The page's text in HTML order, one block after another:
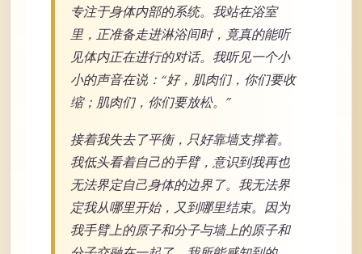
专注于身体内部的系统。我站在浴室
里，正准备走进淋浴间时，竟真的能听
见体内正在进行的对话。我听见一个小
小的声音在说：“好，肌肉们，你们要收
缩；肌肉们，你们要放松。”
接着我失去了平衡，只好靠墙支撑着。
我低头看着自己的手臂，意识到我再也
无法界定自己身体的边界了。我无法界
定我从哪里开始，又到哪里结束。因为
我手臂上的原子和分子与墙上的原子和